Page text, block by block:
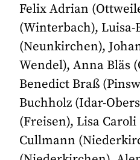
Felix Adrian
(Winterbach), Luisa-
(Neunkirchen),
Wendel), Anna Bläs
Benedict Braß
Buchholz (Idar-
(Freisen), Lisa
Cullmann